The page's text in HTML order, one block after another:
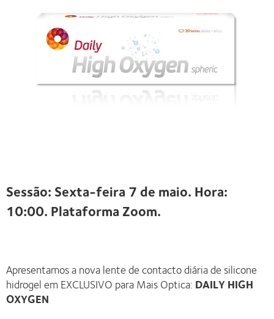
Sessão: Sexta-feira 7 de maio. Hora:
10:00. Plataforma Zoom.
Apresentamos a nova lente de contacto diária de silicone
hidrogel em EXCLUSIVO para Mais Optica: DAILY HIGH
OXYGEN